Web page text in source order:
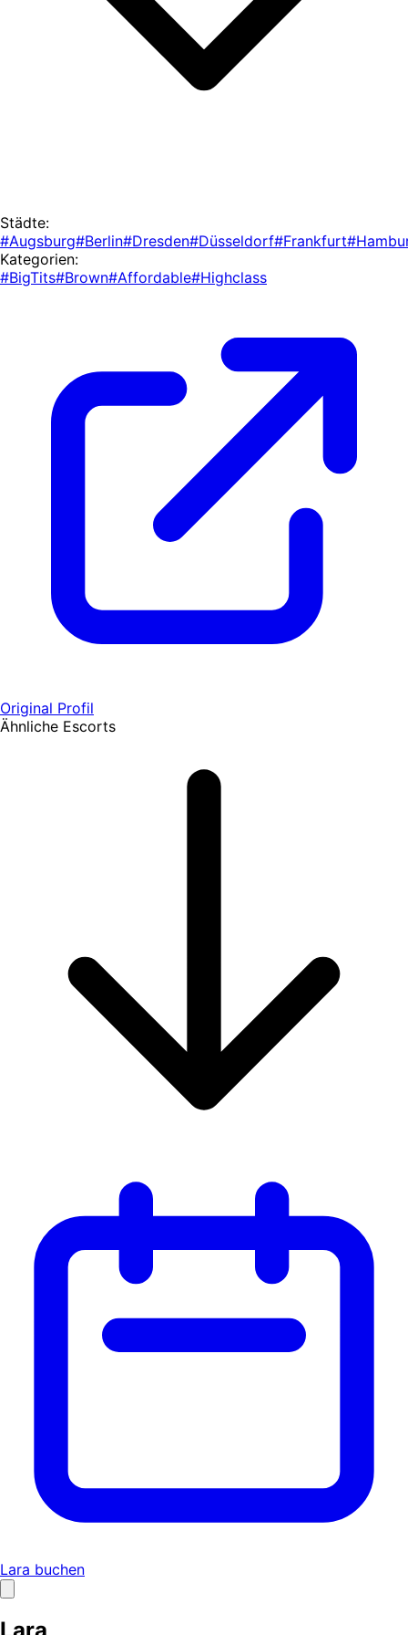
Städte:
#Augsburg#Berlin#Dresden#Düsseldorf#Frankfurt
Kategorien:
#BigTits#Brown#Affordable#Highclass
Original Profil
Ähnliche Escorts
Lara buchen